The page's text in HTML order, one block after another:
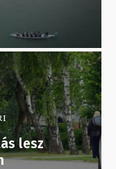
lesz